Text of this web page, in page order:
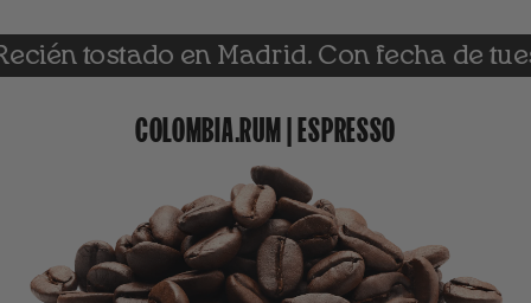
en Madrid. Con fecha de tueste
COLOMBIA.RUM | ESPRESSO